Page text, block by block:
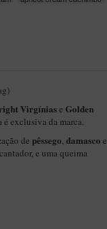
Virgíniase Golden
é exclusiva da marca.
de pêssego,damasco e
e uma queima